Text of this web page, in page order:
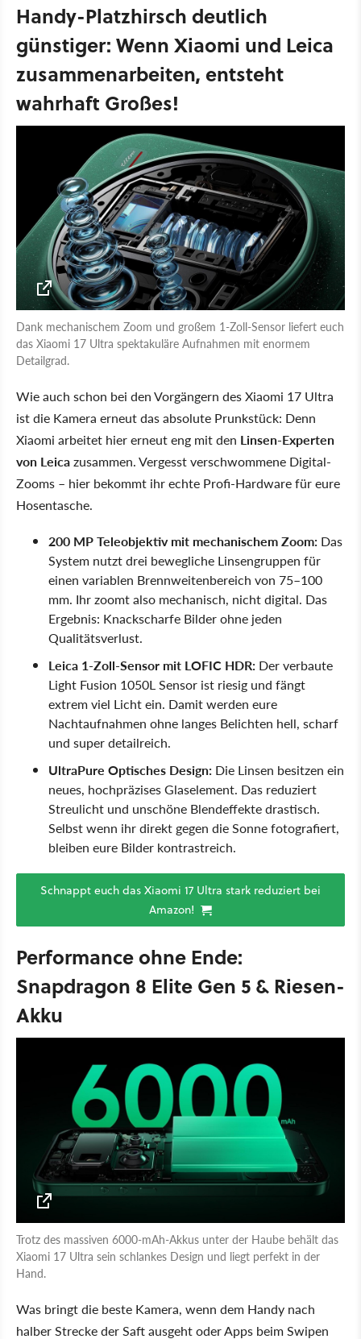
Handy-Platzhirsch deutlich
günstiger: Wenn Xiaomi und Leica
zusammenarbeiten, entsteht
wahrhaft Großes!
Dank mechanischem Zoom und großem 1-Zoll-Sensor liefert euch
das Xiaomi 17 Ultra spektakuläre Aufnahmen mit enormem
Detailgrad.
Wie auch schon bei den Vorgängern des Xiaomi 17 Ultra
ist die Kamera erneut das absolute Prunkstück: Denn
Xiaomi arbeitet hier erneut eng mit den Linsen-Experten
von Leicazusammen. Vergesst verschwommene Digital-
Zooms – hier bekommt ihr echte Profi-Hardware für eure
Hosentasche.
200 MP Teleobjektiv mit mechanischem Zoom: Das
System nutzt drei bewegliche Linsengruppen für
einen variablen Brennweitenbereich von 75–100
mm. Ihr zoomt also mechanisch, nicht digital. Das
Ergebnis: Knackscharfe Bilder ohne jeden
Qualitätsverlust.
Leica 1-Zoll-Sensor mit LOFIC HDR: Der verbaute
Light Fusion 1050L Sensor ist riesig und fängt
extrem viel Licht ein. Damit werden eure
Nachtaufnahmen ohne langes Belichten hell, scharf
und super detailreich.
UltraPure Optisches Design: Die Linsen besitzen ein
neues, hochpräzises Glaselement. Das reduziert
Streulicht und unschöne Blendeffekte drastisch.
Selbst wenn ihr direkt gegen die Sonne fotografiert,
bleiben eure Bilder kontrastreich.
Schnappt euch das Xiaomi 17 Ultra stark reduziert bei
Amazon!
Performance ohne Ende:
Snapdragon 8 Elite Gen 5 & Riesen-
Akku
Trotz des massiven 6000-mAh-Akkus unter der Haube behält das
Xiaomi 17 Ultra sein schlankes Design und liegt perfekt in der
Hand.
Was bringt die beste Kamera, wenn dem Handy nach
halber Strecke der Saft ausgeht oder Apps beim Swipen